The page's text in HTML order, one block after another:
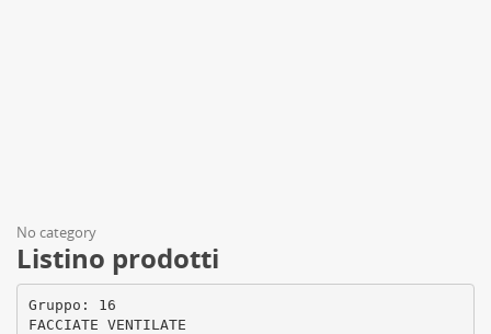
No category
Listino prodotti
Gruppo: 16
FACCIATE VENTILATE